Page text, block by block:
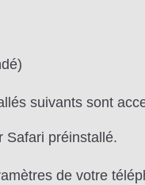
suivants sont
Safari préinstallé.
de votre